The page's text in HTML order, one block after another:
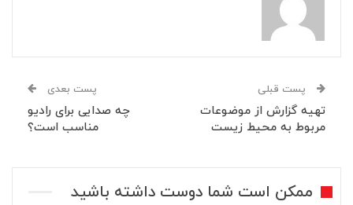
پست قبلی
تهیه گزارش از موضوعات
مربوط به محیط زیست
پست بعدی
چه صدایی برای رادیو
مناسب است؟
ممکن است شما دوست داشته باشید